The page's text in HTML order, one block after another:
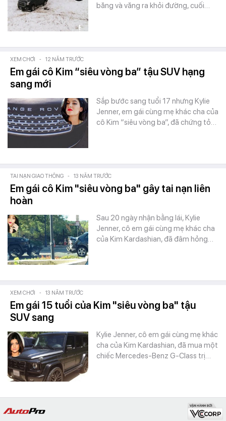
băng và văng ra khỏi đường, cuối…
XEM CHƠI - 12 NĂM TRƯỚC
Em gái cô Kim “siêu vòng ba” tậu SUV hạng
sang mới
Sắp bước sang tuổi 17 nhưng Kylie
Jenner, em gái cùng mẹ khác cha của
cô Kim “siêu vòng ba”, đã chứng tỏ…
TAI NẠN GIAO THÔNG - 13 NĂM TRƯỚC
Em gái cô Kim "siêu vòng ba" gây tai nạn liên
hoàn
Sau 20 ngày nhận bằng lái, Kylie
Jenner, cô em gái cùng mẹ khác cha
của Kim Kardashian, đã đâm hỏng…
XEM CHƠI - 13 NĂM TRƯỚC
Em gái 15 tuổi của Kim "siêu vòng ba" tậu
SUV sang
Kylie Jenner, cô em gái cùng mẹ khác
cha của Kim Kardashian, đã mua một
chiếc Mercedes-Benz G-Class trị…